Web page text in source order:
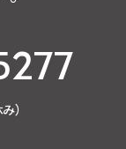
）